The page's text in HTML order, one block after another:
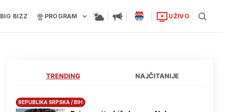
BIG BIZZ PROGRAM UŽIVO
TRENDING NAJČITANIJE
REPUBLIKA SRPSKA / BIH